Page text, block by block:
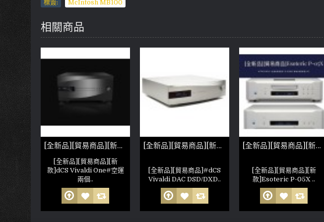
標簽: McIntosh MB100
相關商品
[全新品][貿易商品][新款]dCS Vivaldi One
[全新品][貿易商品][新
款]dCS Vivaldi One#空運
兩個..
[全新品][貿易商品][新款]dCS Vivaldi DAC DSD/DXD
[全新品][貿易商品]#dCS
Vivaldi DAC DSD/DXD..
[全新品][貿易商品][新款]Esoteric P-05X
[全新品][貿易商品][新
款]Esoteric P-05X ..